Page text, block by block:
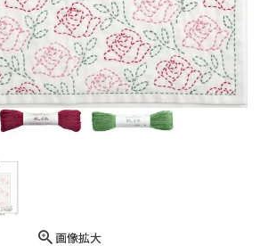
画像拡大